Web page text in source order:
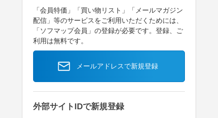
「会員特価」「買い物リスト」「メールマガジン
配信」等のサービスをご利用いただくためには、
「ソフマップ会員」の登録が必要です。登録、ご
利用は無料です。
メールアドレスで新規登録
外部サイトIDで新規登録